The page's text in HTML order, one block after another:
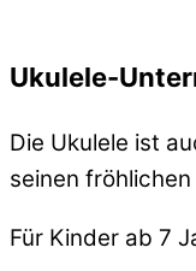
Ukulele-
Die Ukulele ist
seinen
Für Kinder ab 7